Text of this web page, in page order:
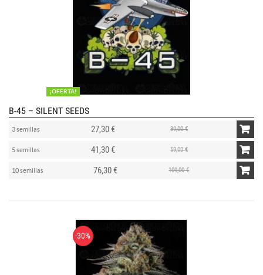
¡OFERTA!
B-45 – SILENT SEEDS
3 semillas 27,30 € 39,00 €
5 semillas 41,30 € 59,00 €
10 semillas 76,30 € 109,00 €
-30%